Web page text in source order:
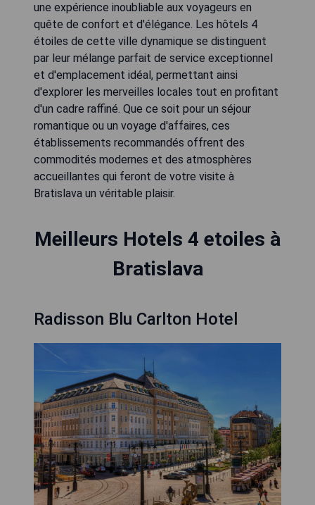
une expérience inoubliable aux voyageurs en
quête de confort et d'élégance. Les hôtels 4
étoiles de cette ville dynamique se distinguent
par leur mélange parfait de service exceptionnel
et d'emplacement idéal, permettant ainsi
d'explorer les merveilles locales tout en profitant
d'un cadre raffiné. Que ce soit pour un séjour
romantique ou un voyage d'affaires, ces
établissements recommandés offrent des
commodités modernes et des atmosphères
accueillantes qui feront de votre visite à
Bratislava un véritable plaisir.
Meilleurs Hotels 4 etoiles à
Bratislava
Radisson Blu Carlton Hotel